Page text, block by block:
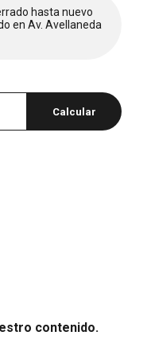
hasta nuevo
en Av. Avellaneda
Calcular
contenido.